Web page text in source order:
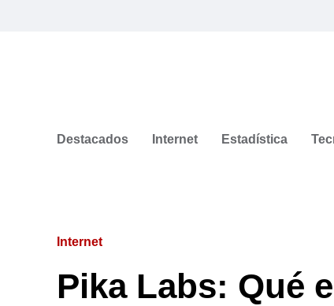
Destacados Internet Estadística
Internet
Pika Labs: Qué